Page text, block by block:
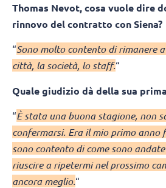
Thomas Nevot, cosa vuole dire
rinnovo del contratto con Siena?
“Sono molto contento di rimanere
città, la società, lo staff.“
Quale giudizio dà della sua
“È stata una buona stagione, non
confermarsi. Era il mio primo anno
sono contento di come sono
riuscire a ripetermi nel prossimo
ancora meglio.“